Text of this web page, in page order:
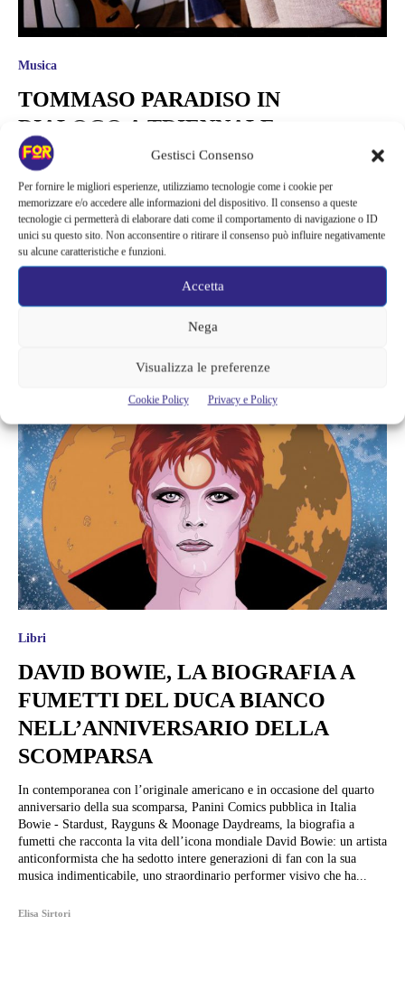
Gestisci Consenso
Per fornire le migliori esperienze, utilizziamo tecnologie come i cookie per
memorizzare e/o accedere alle informazioni del dispositivo. Il consenso a queste
tecnologie ci permetterà di elaborare dati come il comportamento di navigazione o ID
unici su questo sito. Non acconsentire o ritirare il consenso può influire negativamente
su alcune caratteristiche e funzioni.
Accetta
Nega
Visualizza le preferenze
Cookie Policy Privacy e Policy
Musica
TOMMASO PARADISO IN
DIALOGO A TRIENNALE
DECAMERON
Proseguono gli appuntamenti di Triennale Decameron, il format di
Triennale Milano che invita artisti, designer, architetti, intellettuali,
musicisti, cantanti, scrittori, registi, giornalisti a sviluppare una
personale narrazione, in questo nuovo appuntamento ascolteremo
l'esperienza del cantautore, autore e musicista Tommaso Paradiso,
mercoledì 29 aprile. Nell’ambito di Triennale Decameron, Tommaso
Paradiso dialogherà con Lorenza Baroncelli, Direttore Artistico di
Triennale Milano, su come...
Libri
DAVID BOWIE, LA BIOGRAFIA A
FUMETTI DEL DUCA BIANCO
NELL’ANNIVERSARIO DELLA
SCOMPARSA
In contemporanea con l’originale americano e in occasione del quarto
anniversario della sua scomparsa, Panini Comics pubblica in Italia
Bowie - Stardust, Rayguns & Moonage Daydreams, la biografia a
fumetti che racconta la vita dell’icona mondiale David Bowie: un artista
anticonformista che ha sedotto intere generazioni di fan con la sua
musica indimenticabile, uno straordinario performer visivo che ha...
Elisa Sirtori